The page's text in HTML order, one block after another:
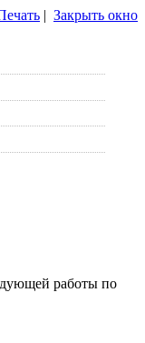
| Закрыть окно
работы по